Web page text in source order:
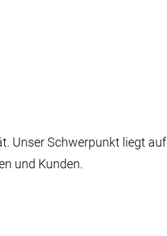
Unser Schwerpunkt liegt auf
und Kunden.